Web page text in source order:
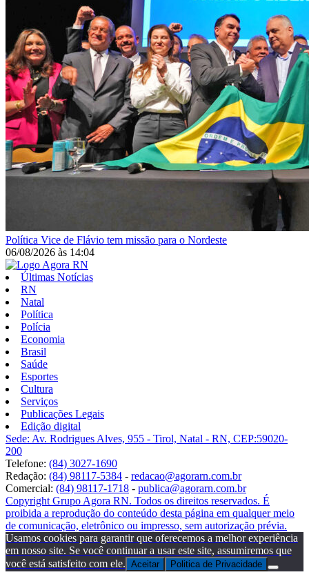
Política Vice de Flávio tem missão para o Nordeste
06/08/2026 às 14:04
Últimas Notícias
RN
Natal
Política
Polícia
Economia
Brasil
Saúde
Esportes
Cultura
Serviços
Publicações Legais
Edição digital
Sede: Av. Rodrigues Alves, 955 - Tirol, Natal - RN, CEP:59020-
200
Telefone: (84) 3027-1690
Redação: (84) 98117-5384 - redacao@agorarn.com.br
Comercial: (84) 98117-1718 - publica@agorarn.com.br
Copyright Grupo Agora RN. Todos os direitos reservados. É
proibida a reprodução do conteúdo desta página em qualquer meio
de comunicação, eletrônico ou impresso, sem autorização prévia.
Usamos cookies para garantir que oferecemos a melhor experiência
em nosso site. Se você continuar a usar este site, assumiremos que
você está satisfeito com ele. Aceitar Politica de Privacidade